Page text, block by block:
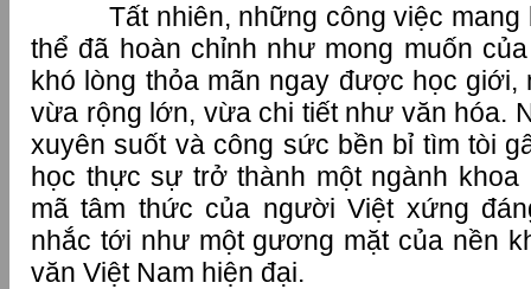
Tất nhiên, những công việc
thể đã hoàn chỉnh như mong muốn
khó lòng thỏa mãn ngay được học
vừa rộng lớn, vừa chi tiết như văn hóa.
xuyên suốt và công sức bền bỉ tìm tòi
học thực sự trở thành một ngành
mã tâm thức của người Việt xứng
nhắc tới như một gương mặt của nền
văn Việt Nam hiện đại.